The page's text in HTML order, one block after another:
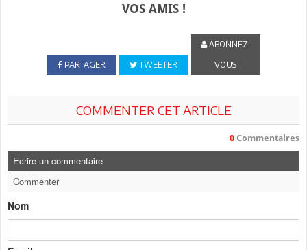
VOS AMIS !
PARTAGER TWEETER
ABONNEZ-
VOUS
COMMENTER CET ARTICLE
0 Commentaires
Ecrire un commentaire
Commenter
Nom